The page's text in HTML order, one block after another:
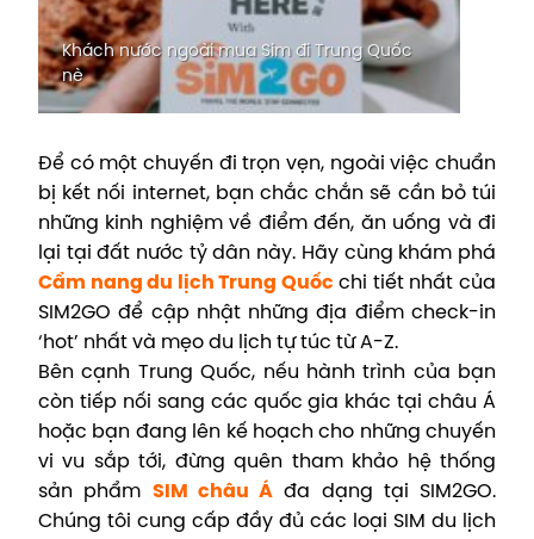
Khách nước ngoài mua Sim đi Trung Quốc
nè
Để có một chuyến đi trọn vẹn, ngoài việc chuẩn
bị kết nối internet, bạn chắc chắn sẽ cần bỏ túi
những kinh nghiệm về điểm đến, ăn uống và đi
lại tại đất nước tỷ dân này. Hãy cùng khám phá
Cẩm nang du lịch Trung Quốc chi tiết nhất của
SIM2GO để cập nhật những địa điểm check-in
‘hot’ nhất và mẹo du lịch tự túc từ A-Z.
Bên cạnh Trung Quốc, nếu hành trình của bạn
còn tiếp nối sang các quốc gia khác tại châu Á
hoặc bạn đang lên kế hoạch cho những chuyến
vi vu sắp tới, đừng quên tham khảo hệ thống
sản phẩm SIM châu Á đa dạng tại SIM2GO.
Chúng tôi cung cấp đầy đủ các loại SIM du lịch